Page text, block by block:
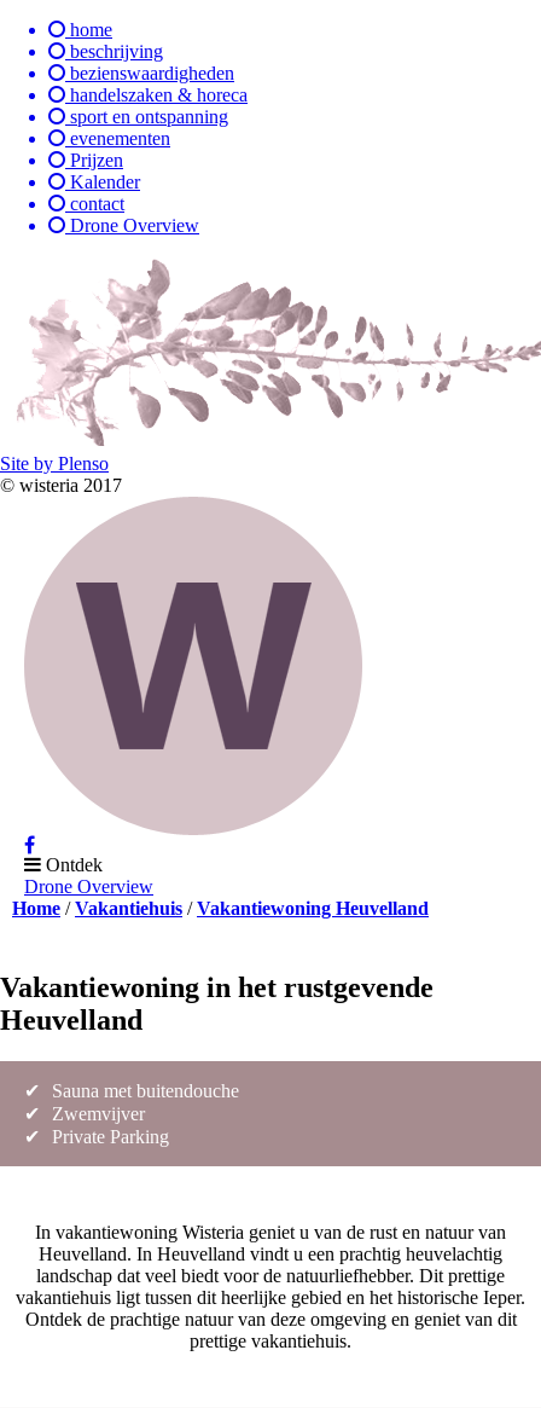
home
beschrijving
bezienswaardigheden
handelszaken & horeca
sport en ontspanning
evenementen
Prijzen
Kalender
contact
Drone Overview
Site by Plenso
© wisteria 2017
Ontdek
Drone Overview
Home
Vakantiehuis Vakantiewoning Heuvelland
Vakantiewoning in het rustgevende
Heuvelland
✔
Sauna met buitendouche
✔
Zwemvijver
✔
Private Parking
In vakantiewoning Wisteria geniet u van de rust en natuur van
Heuvelland. In Heuvelland vindt u een prachtig heuvelachtig
landschap dat veel biedt voor de natuurliefhebber. Dit prettige
vakantiehuis ligt tussen dit heerlijke gebied en het historische Ieper.
Ontdek de prachtige natuur van deze omgeving en geniet van dit
prettige vakantiehuis.